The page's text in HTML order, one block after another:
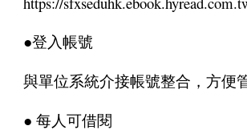
●登入帳號
與單位系統介接帳號整合，方便
● 每人可借閱